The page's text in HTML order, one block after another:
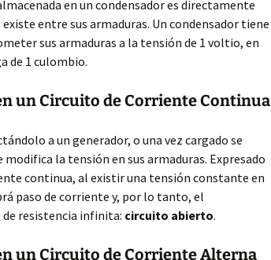
en un condensador es directamente
entre sus armaduras. Un condensador tiene
sus armaduras a la tensión de 1 voltio, en
de 1 culombio.
un Circuito de Corriente Continua
a un generador, o una vez cargado se
modifica la tensión en sus armaduras. Expresado
continua, al existir una tensión constante en
paso de corriente y, por lo tanto, el
resistencia infinita: circuito abierto.
un Circuito de Corriente Alterna